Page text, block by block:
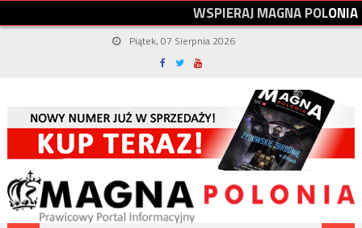
WSPIERAJMAGNAPOLONIA
Piątek, 07 Sierpnia 2026